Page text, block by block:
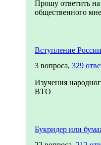
Прошу ответить
общественного
Вступление
3 вопроса, 329
Изучения
ВТО
Букридер или